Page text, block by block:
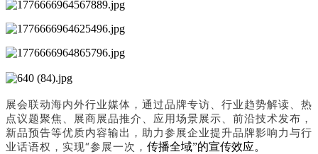
展会联动海内外行业媒体，通过品牌专访、行业趋势解读、热
点议题聚焦、展商展品推介、应用场景展示、前沿技术发布，
新品预告等优质内容输出，助力参展企业提升品牌影响力与行
业话语权，实现“参展一次， 传播全域”的宣传效应。